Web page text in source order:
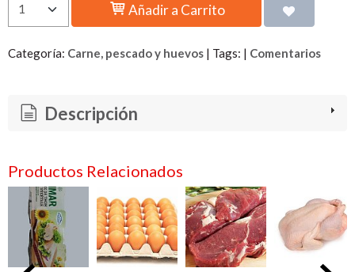
Añadir a Carrito
Categoría: Carne, pescado y huevos | Tags: | Comentarios
Descripción
Productos Relacionados